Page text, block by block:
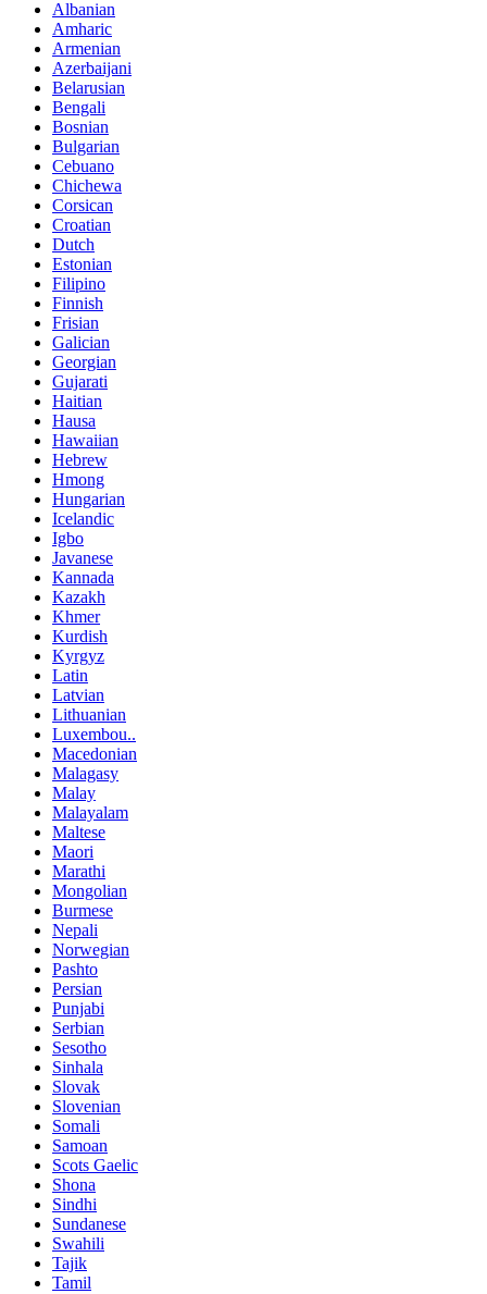
Albanian
Amharic
Armenian
Azerbaijani
Belarusian
Bengali
Bosnian
Bulgarian
Cebuano
Chichewa
Corsican
Croatian
Dutch
Estonian
Filipino
Finnish
Frisian
Galician
Georgian
Gujarati
Haitian
Hausa
Hawaiian
Hebrew
Hmong
Hungarian
Icelandic
Igbo
Javanese
Kannada
Kazakh
Khmer
Kurdish
Kyrgyz
Latin
Latvian
Lithuanian
Luxembou..
Macedonian
Malagasy
Malay
Malayalam
Maltese
Maori
Marathi
Mongolian
Burmese
Nepali
Norwegian
Pashto
Persian
Punjabi
Serbian
Sesotho
Sinhala
Slovak
Slovenian
Somali
Samoan
Scots Gaelic
Shona
Sindhi
Sundanese
Swahili
Tajik
Tamil